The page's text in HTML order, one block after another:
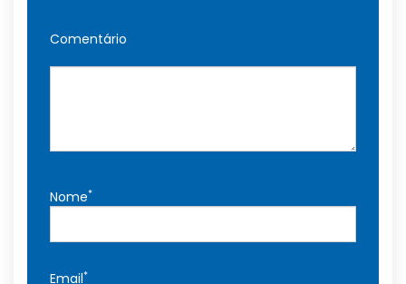
Comentário
Nome*
Email*